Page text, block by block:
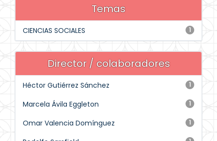
Temas
1
CIENCIAS SOCIALES
Director / colaboradores
1
Héctor Gutiérrez Sánchez
1
Marcela Ávila Eggleton
1
Omar Valencia Domínguez